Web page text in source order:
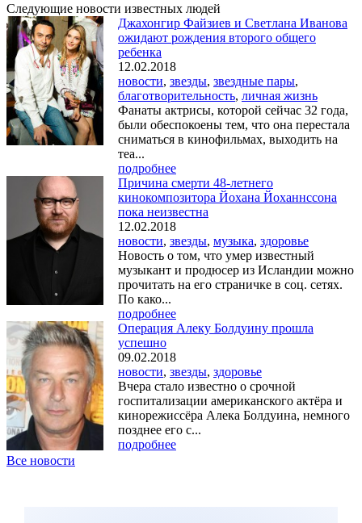
Следующие новости известных людей
Джахонгир Файзиев и Светлана Иванова
ожидают рождения второго общего
ребенка
12.02.2018
новости, звезды, звездные пары,
благотворительность, личная жизнь
Фанаты актрисы, которой сейчас 32 года,
были обеспокоены тем, что она перестала
сниматься в кинофильмах, выходить на
теа...
подробнее
Причина смерти 48-летнего
кинокомпозитора Йохана Йоханнссона
пока неизвестна
12.02.2018
новости, звезды, музыка, здоровье
Новость о том, что умер известный
музыкант и продюсер из Исландии можно
прочитать на его страничке в соц. сетях.
По како...
подробнее
Операция Алеку Болдуину прошла
успешно
09.02.2018
новости, звезды, здоровье
Вчера стало известно о срочной
госпитализации американского актёра и
кинорежиссёра Алека Болдуина, немного
позднее его с...
подробнее
Все новости